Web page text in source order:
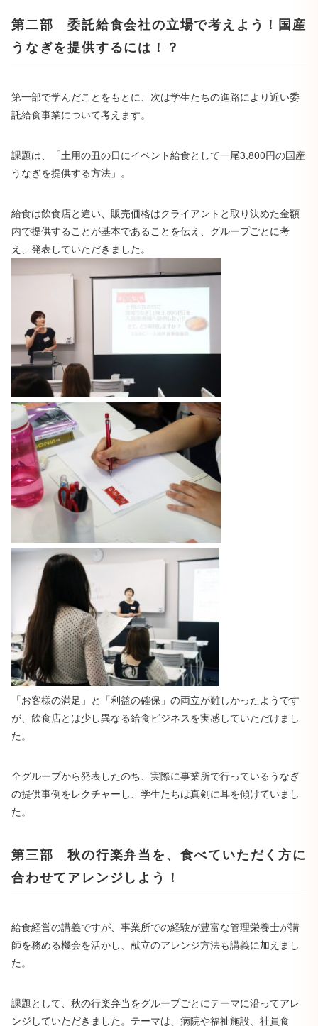
第二部 委託給食会社の立場で考えよう！国産
うなぎを提供するには！？
第一部で学んだことをもとに、次は学生たちの進路により近い委
託給食事業について考えます。
課題は、「土用の丑の日にイベント給食として一尾3,800円の国産
うなぎを提供する方法」。
給食は飲食店と違い、販売価格はクライアントと取り決めた金額
内で提供することが基本であることを伝え、グループごとに考
え、発表していただきました。
「お客様の満足」と「利益の確保」の両立が難しかったようです
が、飲食店とは少し異なる給食ビジネスを実感していただけまし
た。
全グループから発表したのち、実際に事業所で行っているうなぎ
の提供事例をレクチャーし、学生たちは真剣に耳を傾けていまし
た。
第三部 秋の行楽弁当を、食べていただく方に
合わせてアレンジしよう！
給食経営の講義ですが、事業所での経験が豊富な管理栄養士が講
師を務める機会を活かし、献立のアレンジ方法も講義に加えまし
た。
課題として、秋の行楽弁当をグループごとにテーマに沿ってアレ
ンジしていただきました。テーマは、病院や福祉施設、社員食